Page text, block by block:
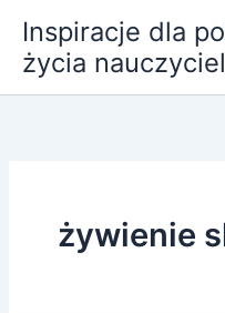
treści
Inspiracje dla
życia
żywienie